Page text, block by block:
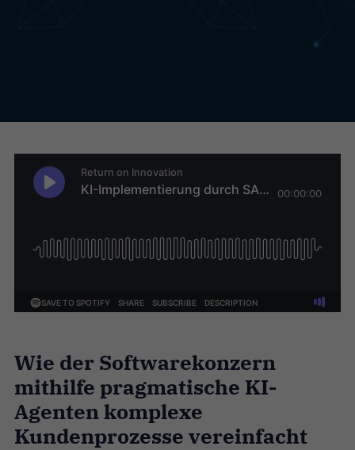
Wie der Softwarekonzern
mithilfe pragmatische KI-
Agenten komplexe
Kundenprozesse vereinfacht